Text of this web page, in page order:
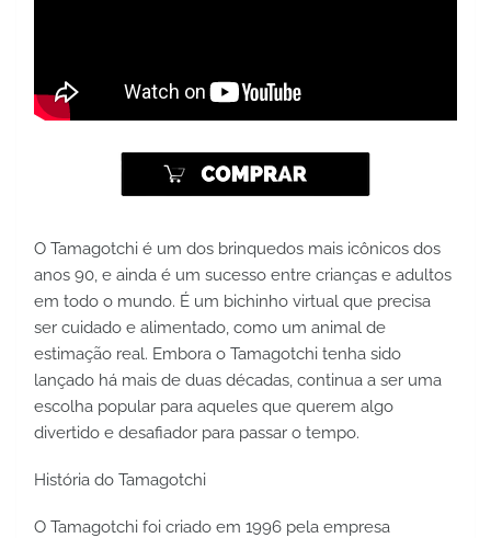
O Tamagotchi é um dos brinquedos mais icônicos dos
anos 90, e ainda é um sucesso entre crianças e adultos
em todo o mundo. É um bichinho virtual que precisa
ser cuidado e alimentado, como um animal de
estimação real. Embora o Tamagotchi tenha sido
lançado há mais de duas décadas, continua a ser uma
escolha popular para aqueles que querem algo
divertido e desafiador para passar o tempo.
História do Tamagotchi
O Tamagotchi foi criado em 1996 pela empresa